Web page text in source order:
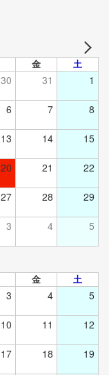
金 土
30 31 1
6 7 8
13 14 15
20 21 22
27 28 29
3 4 5
金 土
3 4 5
10 11 12
17 18 19